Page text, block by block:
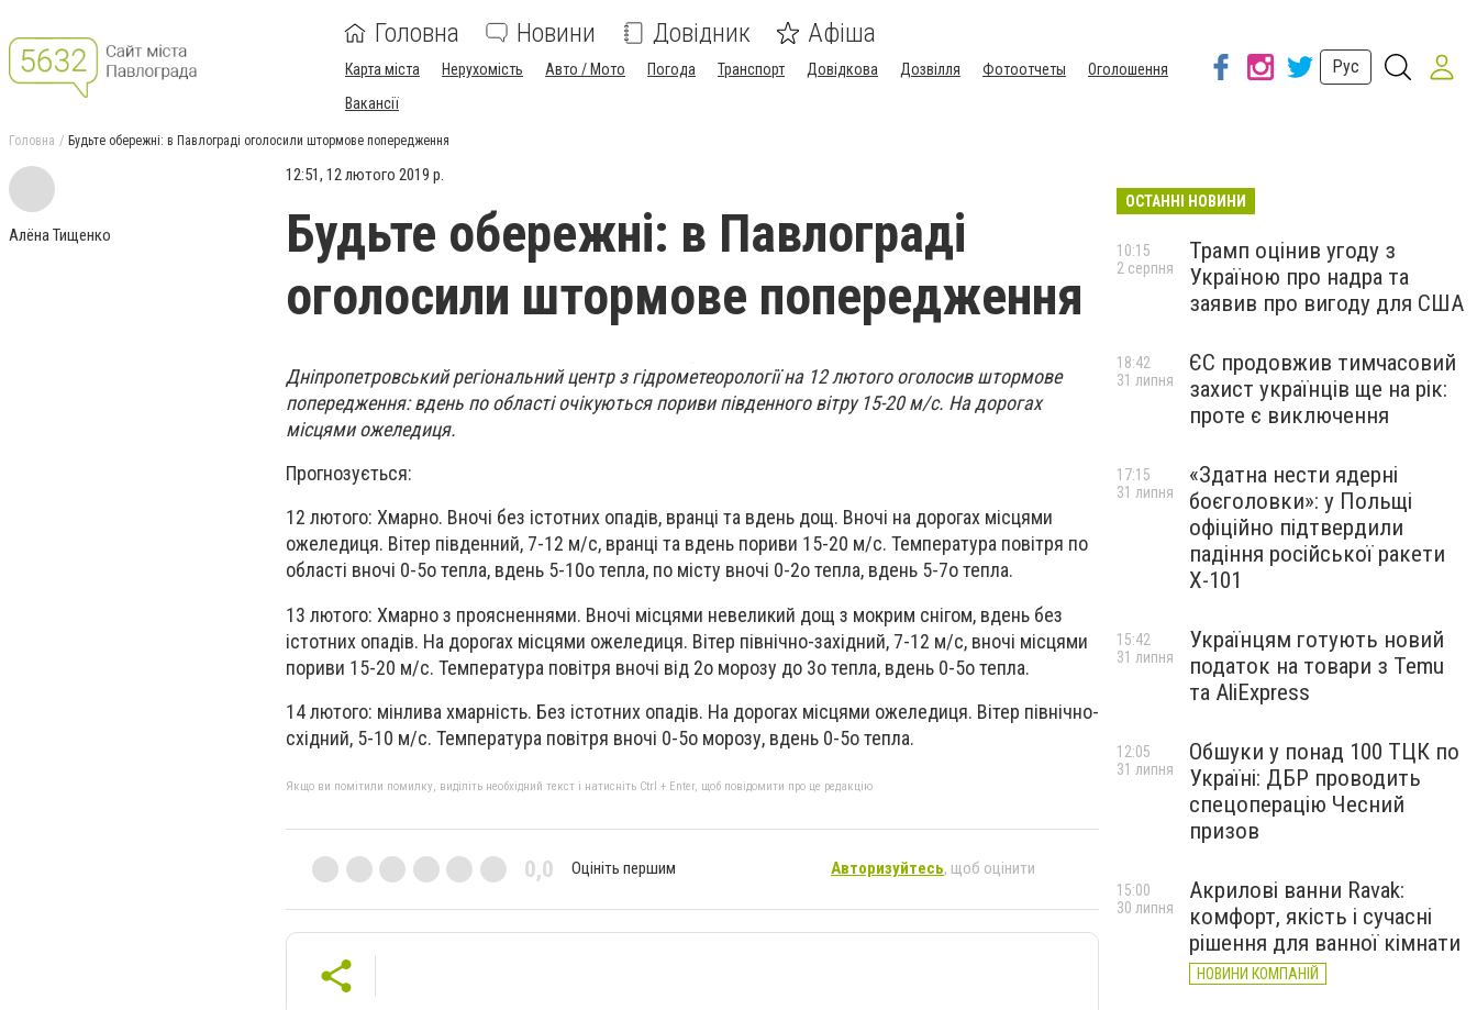
Головна Новини Довідник Афіша
Карта міста Нерухомість Авто / Мото Погода Транспорт Довідкова Дозвілля Фотоотчеты
Оголошення
Вакансії
Рус
Головна Будьте обережні: в Павлограді оголосили штормове попередження
Алёна Тищенко
12:51, 12 лютого 2019 р.
Будьте обережні: в Павлограді
оголосили штормове попередження
Дніпропетровський регіональний центр з гідрометеорології на 12 лютого оголосив штормове
попередження: вдень по області очікуються пориви південного вітру 15-20 м/с. На дорогах
місцями ожеледиця.
Прогнозується:
12 лютого: Хмарно. Вночі без істотних опадів, вранці та вдень дощ. Вночі на дорогах місцями
ожеледиця. Вітер південний, 7-12 м/с, вранці та вдень пориви 15-20 м/с. Температура повітря по
області вночі 0-5о тепла, вдень 5-10о тепла, по місту вночі 0-2о тепла, вдень 5-7о тепла.
13 лютого: Хмарно з проясненнями. Вночі місцями невеликий дощ з мокрим снігом, вдень без
істотних опадів. На дорогах місцями ожеледиця. Вітер північно-західний, 7-12 м/с, вночі місцями
пориви 15-20 м/с. Температура повітря вночі від 2о морозу до 3о тепла, вдень 0-5о тепла.
14 лютого: мінлива хмарність. Без істотних опадів. На дорогах місцями ожеледиця. Вітер північно-
східний, 5-10 м/с. Температура повітря вночі 0-5о морозу, вдень 0-5о тепла.
Якщо ви помітили помилку, виділіть необхідний текст і натисніть Ctrl + Enter, щоб повідомити про це редакцію
0,0 Оцініть першим Авторизуйтесь, щоб оцінити
ОСТАННІ НОВИНИ
Трамп оцінив угоду з
Україною про надра та
заявив про вигоду для США
10:15
2 серпня
ЄС продовжив тимчасовий
захист українців ще на рік:
проте є виключення
18:42
31 липня
«Здатна нести ядерні
боєголовки»: у Польщі
офіційно підтвердили
падіння російської ракети
Х-101
17:15
31 липня
Українцям готують новий
податок на товари з Temu
та AliExpress
15:42
31 липня
Обшуки у понад 100 ТЦК по
Україні: ДБР проводить
спецоперацію Чесний
призов
12:05
31 липня
Акрилові ванни Ravak:
комфорт, якість і сучасні
рішення для ванної кімнати
НОВИНИ КОМПАНІЙ
15:00
30 липня